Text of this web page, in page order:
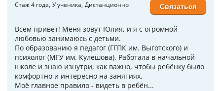
Стаж 4 года У ученика Дистанционно
Всем привет! Меня зовут Юлия, и я с огромной
любовью занимаюсь с детьми.
По образованию я педагог (ГГПК им. Выготского) и
психолог (МГУ им. Кулешова). Работала в начальной
школе и знаю изнутри, как важно, чтобы ребёнку было
комфортно и интересно на занятиях.
Моё главное правило - видеть в ребён...
Связаться